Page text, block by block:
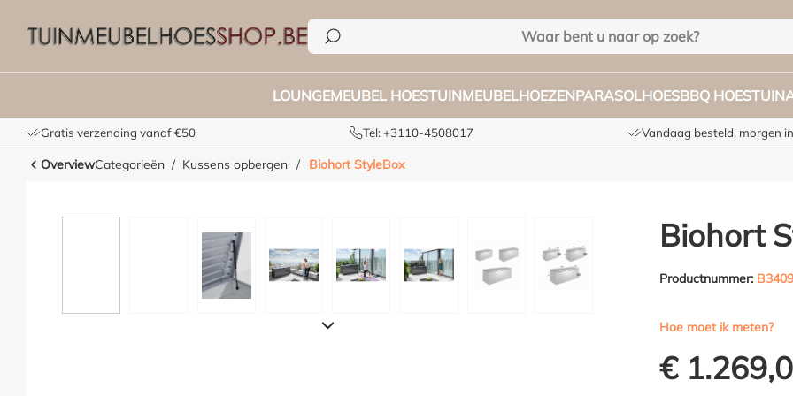
LOUNGEMEUBEL HOESTUINMEUBELHOEZENPARASOLHOESBBQ HOES
Gratis verzending vanaf €50 Tel: +3110-4508017 Vandaag besteld, morgen
OverviewCategorieën Kussens opbergen / Biohort StyleBox
Biohort
Productnummer:
Hoe moet ik meten?
€